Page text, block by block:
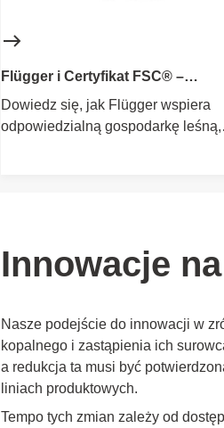
Flügger i Certyfikat FSC® –
Odpowiedzialna Gospodarka
Dowiedz się, jak Flügger wspiera
odpowiedzialną gospodarkę leśną,
Innowacje
Nasze podejście do innowacji w
kopalnego i zastąpienia ich
a redukcja ta musi być
liniach produktowych.
Tempo tych zmian zależy od